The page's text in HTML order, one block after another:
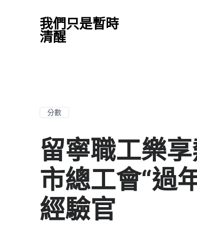
我們只是暫時
清醒
分數
留寧職工樂
市總工會“過
經驗官